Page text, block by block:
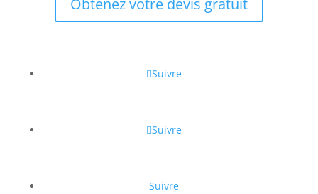
Obtenez votre devis gratuit
Suivre
Suivre
Suivre